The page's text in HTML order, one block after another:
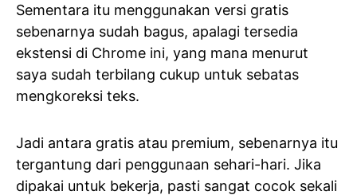
Sementara itu menggunakan versi gratis
sebenarnya sudah bagus, apalagi tersedia
ekstensi di Chrome ini, yang mana menurut
saya sudah terbilang cukup untuk sebatas
mengkoreksi teks.
Jadi antara gratis atau premium, sebenarnya itu
tergantung dari penggunaan sehari-hari. Jika
dipakai untuk bekerja, pasti sangat cocok sekali